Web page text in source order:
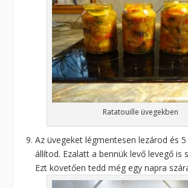
Ratatouille üvegekben
Az üvegeket légmentesen lezárod és
állítod. Ezalatt a bennük levő levegő is
Ezt követően tedd még egy napra